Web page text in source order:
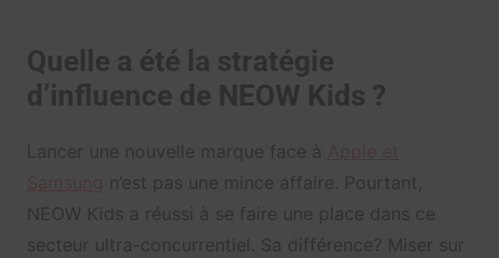
Quelle a été la stratégie
d’influence de NEOW Kids ?
Lancer une nouvelle marque face à
n’est pas une mince affaire. Pourtant,
NEOW Kids a réussi à se faire une place dans ce
secteur ultra-concurrentiel. Sa différence? Miser sur